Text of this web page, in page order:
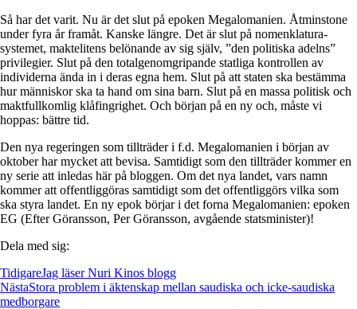
Så har det varit. Nu är det slut på epoken Megalomanien. Åtminstone
under fyra år framåt. Kanske längre. Det är slut på nomenklatura-
systemet, maktelitens belönande av sig själv, ”den politiska adelns”
privilegier. Slut på den totalgenomgripande statliga kontrollen av
individerna ända in i deras egna hem. Slut på att staten ska bestämma
hur människor ska ta hand om sina barn. Slut på en massa politisk och
maktfullkomlig klåfingrighet. Och början på en ny och, måste vi
hoppas: bättre tid.
Den nya regeringen som tillträder i f.d. Megalomanien i början av
oktober har mycket att bevisa. Samtidigt som den tillträder kommer en
ny serie att inledas här på bloggen. Om det nya landet, vars namn
kommer att offentliggöras samtidigt som det offentliggörs vilka som
ska styra landet. En ny epok börjar i det forna Megalomanien: epoken
EG (Efter Göransson, Per Göransson, avgående statsminister)!
Dela med sig:
TidigareJag läser Nuri Kinos blogg
NästaStora problem i äktenskap mellan saudiska och icke-saudiska
medborgare